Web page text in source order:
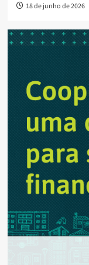
18 de junho de 2026